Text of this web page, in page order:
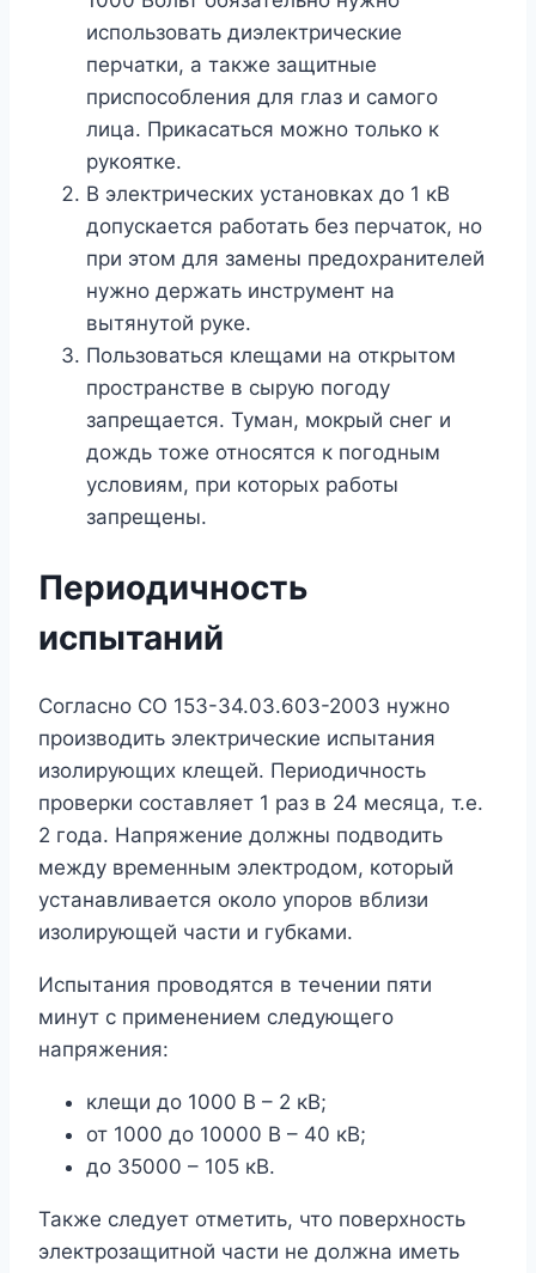
использовать диэлектрические
перчатки, а также защитные
приспособления для глаз и самого
лица. Прикасаться можно только к
рукоятке.
В электрических установках до 1 кВ
допускается работать без перчаток, но
при этом для замены предохранителей
нужно держать инструмент на
вытянутой руке.
Пользоваться клещами на открытом
пространстве в сырую погоду
запрещается. Туман, мокрый снег и
дождь тоже относятся к погодным
условиям, при которых работы
запрещены.
Периодичность
испытаний
Согласно СО 153-34.03.603-2003 нужно
производить электрические испытания
изолирующих клещей. Периодичность
проверки составляет 1 раз в 24 месяца, т.е.
2 года. Напряжение должны подводить
между временным электродом, который
устанавливается около упоров вблизи
изолирующей части и губками.
Испытания проводятся в течении пяти
минут с применением следующего
напряжения:
клещи до 1000 В – 2 кВ;
от 1000 до 10000 В – 40 кВ;
до 35000 – 105 кВ.
Также следует отметить, что поверхность
электрозащитной части не должна иметь